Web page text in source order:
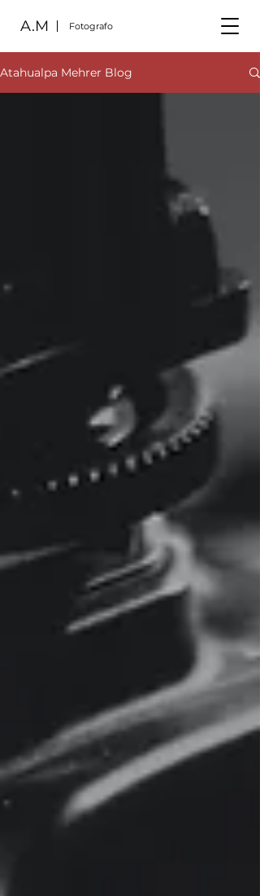
A.M Fotografo
Atahualpa Mehrer Blog